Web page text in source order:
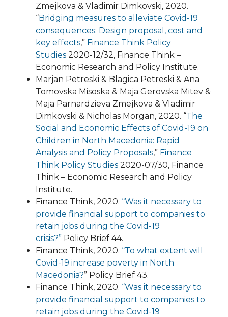
Zmejkova & Vladimir Dimkovski, 2020.
“Bridging measures to alleviate Covid-19
consequences: Design proposal, cost and
key effects,” Finance Think Policy
Studies 2020-12/32, Finance Think –
Economic Research and Policy Institute.
Marjan Petreski & Blagica Petreski & Ana
Tomovska Misoska & Maja Gerovska Mitev &
Maja Parnardzieva Zmejkova & Vladimir
Dimkovski & Nicholas Morgan, 2020. “The
Social and Economic Effects of Covid-19 on
Children in North Macedonia: Rapid
Analysis and Policy Proposals,” Finance
Think Policy Studies 2020-07/30, Finance
Think – Economic Research and Policy
Institute.
Finance Think, 2020. “Was it necessary to
provide financial support to companies to
retain jobs during the Covid-19
crisis?” Policy Brief 44.
Finance Think, 2020. “To what extent will
Covid-19 increase poverty in North
Macedonia?” Policy Brief 43.
Finance Think, 2020. “Was it necessary to
provide financial support to companies to
retain jobs during the Covid-19